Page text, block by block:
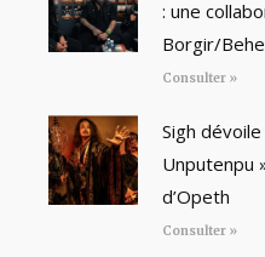
: une
Borgir/
Consulter »
Sigh
Unputenpu
d’Opeth
Consulter »